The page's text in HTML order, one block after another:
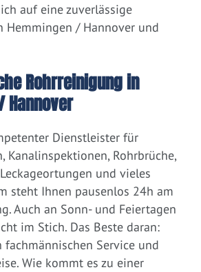
auf eine zuverlässige
Hemmingen / Hannover und
Rohrreinigung in
Hannover
Dienstleister für
Kanalinspektionen, Rohrbrüche,
und vieles
steht Ihnen pausenlos 24h am
Auch an Sonn- und Feiertagen
im Stich. Das Beste daran:
Service und
Wie kommt es zu einer